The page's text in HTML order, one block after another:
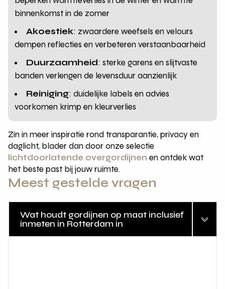
binnenkomst in de zomer
Akoestiek: zwaardere weefsels en velours
dempen reflecties en verbeteren verstaanbaarheid
Duurzaamheid: sterke garens en slijtvaste
banden verlengen de levensduur aanzienlijk
Reiniging: duidelijke labels en advies
voorkomen krimp en kleurverlies
Zin in meer inspiratie rond transparantie, privacy en
daglicht, blader dan door onze selectie
lichtdoorlatende overgordijnen en ontdek wat
het beste past bij jouw ruimte.
Meest gestelde vragen
Wat houdt gordijnen op maat inclusief
inmeten in Rotterdam in